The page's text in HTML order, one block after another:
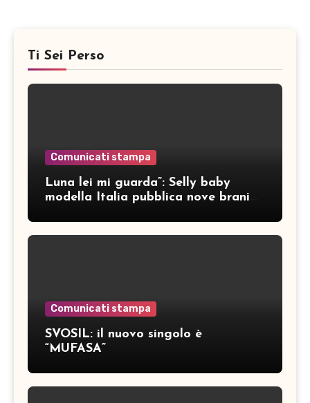
Ti Sei Perso
Comunicati stampa
Luna lei mi guarda”: Selly baby
modella Italia pubblica nove brani
Comunicati stampa
SVOSIL: il nuovo singolo è
“MUFASA”